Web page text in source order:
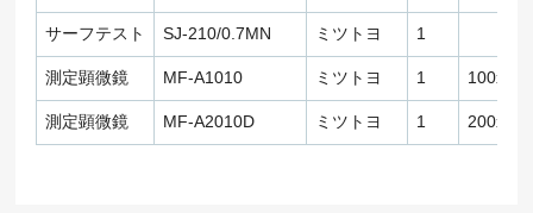
サーフテスト SJ-210/0.7MN ミツトヨ 1
測定顕微鏡 MF-A1010 ミツトヨ 1 100x100
測定顕微鏡 MF-A2010D ミツトヨ 1 200x100